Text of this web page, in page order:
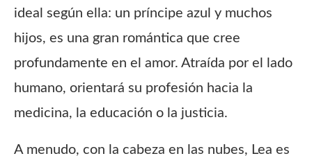
ideal según ella: un príncipe azul y muchos
hijos, es una gran romántica que cree
profundamente en el amor. Atraída por el lado
humano, orientará su profesión hacia la
medicina, la educación o la justicia.
A menudo, con la cabeza en las nubes, Lea es